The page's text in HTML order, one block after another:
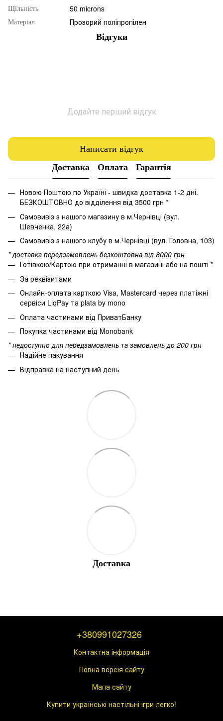
Щільність 50 microns
Матеріал
Прозорий поліпропілен
Відгуки
Додайте перший відгук
Написати відгук
Доставка
Оплата Гарантія
Новою Поштою по Україні - швидка доставка 1-2 дні.
БЕЗКОШТОВНО до відділення від 3500 грн *
Самовивіз з нашого магазину в м.Чернівці (вул.
Шевченка, 22а)
Самовивіз з нашого клубу в м.Чернівці (вул. Головна, 103)
* доставка передзамовлень безкоштовна від 8000 грн
Готівкою/Картою при отриманні в магазині або на пошті *
За реквізитами
Онлайн-оплата карткою Visa, Mastercard через платіжні
сервіси LiqPay та plata by mono
Оплата частинами від ПриватБанку
Покупка частинами від Monobank
* недоступно для передзамовлень та замовлень до 200 грн
Надійне пакування
Відправка на наступний день
Доставка
+380991027326
Контактна інформація
Повна версія сайту
Мапа сайту
Купити українські настільні ігри легко!